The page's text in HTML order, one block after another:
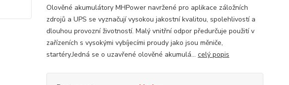
Olověné akumulátory MHPower navržené pro aplikace záložních
zdrojů a UPS se vyznačují vysokou jakostní kvalitou, spolehlivostí a
dlouhou provozní životností. Malý vnitřní odpor předurčuje použití v
zařízeních s vysokými vybíjecími proudy jako jsou měniče,
startéry.Jedná se o uzavřené olověné akumulá... celý popis